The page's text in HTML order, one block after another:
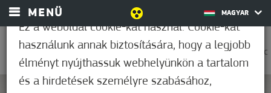
MENÜ MAGYAR
0
27,9°C
Ez a weboldal cookie-kat használ. Cookie-kat
használunk annak biztosítására, hogy a legjobb
élményt nyújthassuk webhelyünkön a tartalom
és a hirdetések személyre szabásához,